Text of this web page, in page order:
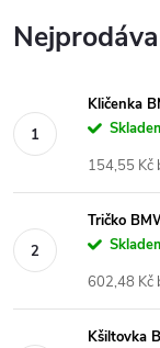
Kličenka
154,55 Kč
Tričko
602,48 Kč
Kšiltovka